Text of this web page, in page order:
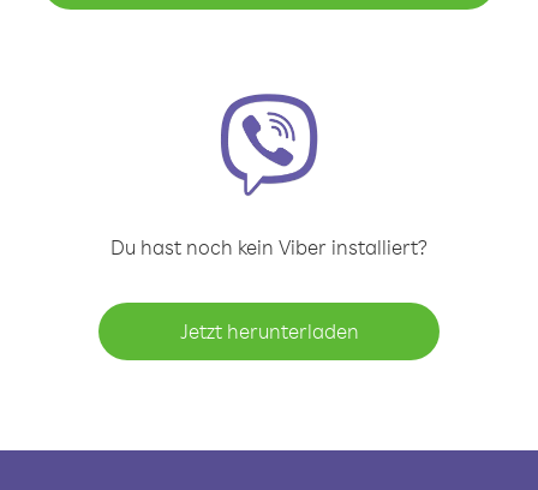
Du hast noch kein Viber installiert?
Jetzt herunterladen